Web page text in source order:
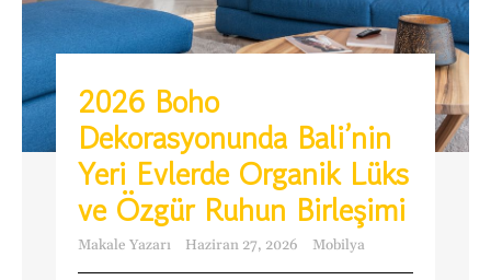
2026 Boho
Dekorasyonunda Bali’nin
Yeri Evlerde Organik Lüks
ve Özgür Ruhun Birleşimi
Makale Yazarı Haziran 27, 2026 Mobilya